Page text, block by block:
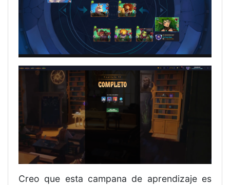
Creo que esta campana de aprendizaje es